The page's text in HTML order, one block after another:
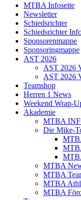
MTBA Infoseite
Newsletter
Schiedsrichter
Schiedsrichter
Sponsorenmappe
Sponsoringmappe
AST 2026
AST 2026
AST 2026
Teamshop
Herren 1 News
Weekend Wrap-
Akademie
MTBA
Die Mike-
MTBA
MTBA
MTBA
MTBA